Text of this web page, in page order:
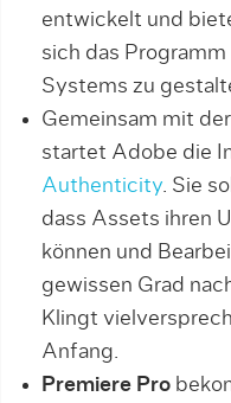
entwickelt und
sich das
Systems zu
Gemeinsam mit
startet Adobe die
Authenticity. Sie
dass Assets ihren
können und
gewissen Grad
Klingt
Anfang.
Premiere Pro